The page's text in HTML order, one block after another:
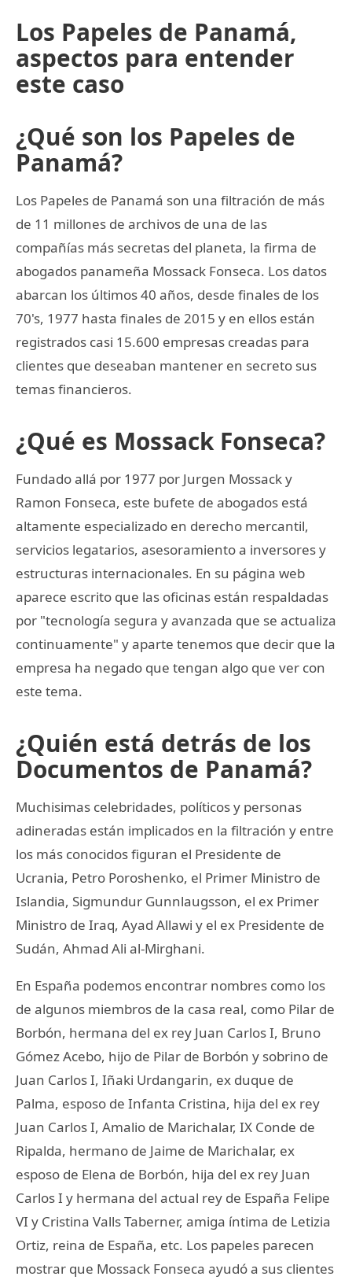
Los Papeles de Panamá,
aspectos para entender
este caso
¿Qué son los Papeles de
Panamá?
Los Papeles de Panamá son una filtración de más
de 11 millones de archivos de una de las
compañías más secretas del planeta, la firma de
abogados panameña Mossack Fonseca. Los datos
abarcan los últimos 40 años, desde finales de los
70's, 1977 hasta finales de 2015 y en ellos están
registrados casi 15.600 empresas creadas para
clientes que deseaban mantener en secreto sus
temas financieros.
¿Qué es Mossack Fonseca?
Fundado allá por 1977 por Jurgen Mossack y
Ramon Fonseca, este bufete de abogados está
altamente especializado en derecho mercantil,
servicios legatarios, asesoramiento a inversores y
estructuras internacionales. En su página web
aparece escrito que las oficinas están respaldadas
por "tecnología segura y avanzada que se actualiza
continuamente" y aparte tenemos que decir que la
empresa ha negado que tengan algo que ver con
este tema.
¿Quién está detrás de los
Documentos de Panamá?
Muchisimas celebridades, políticos y personas
adineradas están implicados en la filtración y entre
los más conocidos figuran el Presidente de
Ucrania, Petro Poroshenko, el Primer Ministro de
Islandia, Sigmundur Gunnlaugsson, el ex Primer
Ministro de Iraq, Ayad Allawi y el ex Presidente de
Sudán, Ahmad Ali al-Mirghani.
En España podemos encontrar nombres como los
de algunos miembros de la casa real, como Pilar de
Borbón, hermana del ex rey Juan Carlos I, Bruno
Gómez Acebo, hijo de Pilar de Borbón y sobrino de
Juan Carlos I, Iñaki Urdangarin, ex duque de
Palma, esposo de Infanta Cristina, hija del ex rey
Juan Carlos I, Amalio de Marichalar, IX Conde de
Ripalda, hermano de Jaime de Marichalar, ex
esposo de Elena de Borbón, hija del ex rey Juan
Carlos I y hermana del actual rey de España Felipe
VI y Cristina Valls Taberner, amiga íntima de Letizia
Ortiz, reina de España, etc. Los papeles parecen
mostrar que Mossack Fonseca ayudó a sus clientes